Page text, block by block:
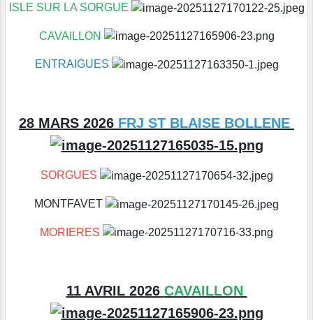
ISLE SUR LA SORGUE
CAVAILLON
ENTRAIGUES
28 MARS 2026 FRJ ST BLAISE BOLLENE
SORGUES
MONTFAVET
MORIERES
11 AVRIL 2026 CAVAILLON